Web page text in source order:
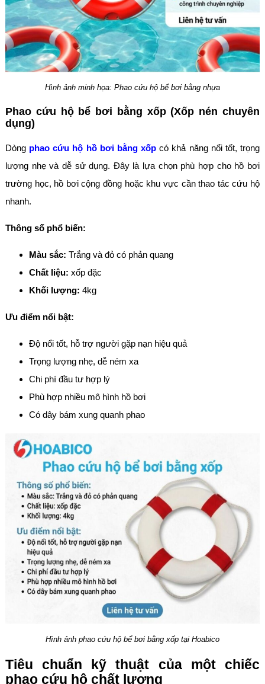
Hình ảnh minh họa: Phao cứu hộ bể bơi bằng nhựa
Phao cứu hộ bể bơi bằng xốp (Xốp nén chuyên
dụng)
Dòng phao cứu hộ hồ bơi bằng xốp có khả năng nổi tốt, trọng
lượng nhẹ và dễ sử dụng. Đây là lựa chọn phù hợp cho hồ bơi
trường học, hồ bơi cộng đồng hoặc khu vực cần thao tác cứu hộ
nhanh.
Thông số phổ biến:
Màu sắc: Trắng và đỏ có phản quang
Chất liệu: xốp đặc
Khối lượng: 4kg
Ưu điểm nổi bật:
Độ nổi tốt, hỗ trợ người gặp nạn hiệu quả
Trọng lượng nhẹ, dễ ném xa
Chi phí đầu tư hợp lý
Phù hợp nhiều mô hình hồ bơi
Có dây bám xung quanh phao
Hình ảnh phao cứu hộ bể bơi bằng xốp tại Hoabico
Tiêu chuẩn kỹ thuật của một chiếc
phao cứu hộ chất lượng